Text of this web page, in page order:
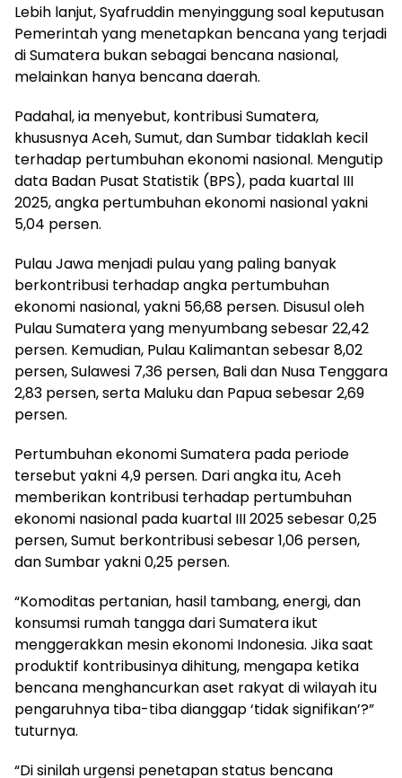
Lebih lanjut, Syafruddin menyinggung soal keputusan
Pemerintah yang menetapkan bencana yang terjadi
di Sumatera bukan sebagai bencana nasional,
melainkan hanya bencana daerah.
Padahal, ia menyebut, kontribusi Sumatera,
khususnya Aceh, Sumut, dan Sumbar tidaklah kecil
terhadap pertumbuhan ekonomi nasional. Mengutip
data Badan Pusat Statistik (BPS), pada kuartal III
2025, angka pertumbuhan ekonomi nasional yakni
5,04 persen.
Pulau Jawa menjadi pulau yang paling banyak
berkontribusi terhadap angka pertumbuhan
ekonomi nasional, yakni 56,68 persen. Disusul oleh
Pulau Sumatera yang menyumbang sebesar 22,42
persen. Kemudian, Pulau Kalimantan sebesar 8,02
persen, Sulawesi 7,36 persen, Bali dan Nusa Tenggara
2,83 persen, serta Maluku dan Papua sebesar 2,69
persen.
Pertumbuhan ekonomi Sumatera pada periode
tersebut yakni 4,9 persen. Dari angka itu, Aceh
memberikan kontribusi terhadap pertumbuhan
ekonomi nasional pada kuartal III 2025 sebesar 0,25
persen, Sumut berkontribusi sebesar 1,06 persen,
dan Sumbar yakni 0,25 persen.
“Komoditas pertanian, hasil tambang, energi, dan
konsumsi rumah tangga dari Sumatera ikut
menggerakkan mesin ekonomi Indonesia. Jika saat
produktif kontribusinya dihitung, mengapa ketika
bencana menghancurkan aset rakyat di wilayah itu
pengaruhnya tiba-tiba dianggap ‘tidak signifikan’?”
tuturnya.
“Di sinilah urgensi penetapan status bencana